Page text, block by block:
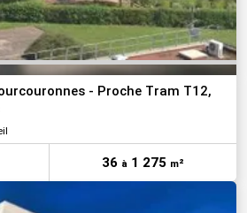
- Proche Tram T12,
36 à 1 275 m²